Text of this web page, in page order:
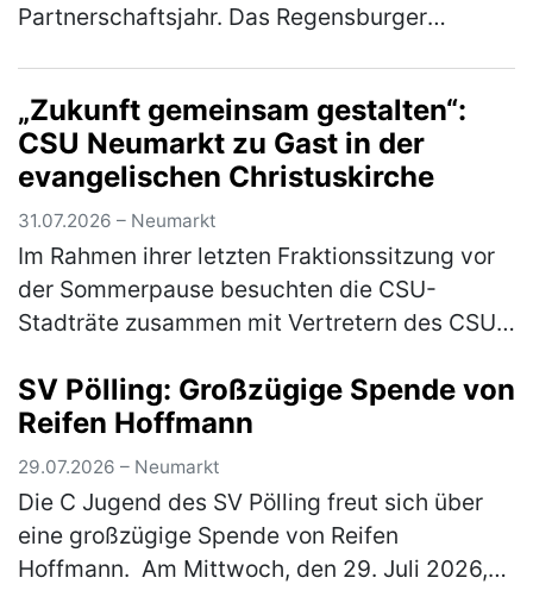
Partnerschaftsjahr. Das Regensburger
f…(mehr)
„Zukunft gemeinsam gestalten“:
CSU Neumarkt zu Gast in der
evangelischen Christuskirche
31.07.2026 – Neumarkt
Im Rahmen ihrer letzten Fraktionssitzung vor
der Sommerpause besuchten die CSU-
Stadträte zusammen mit Vertretern des CSU-
Christuskirche. Geschäftsführender Pfarrer
Mich…(mehr)
SV Pölling: Großzügige Spende von
Reifen Hoffmann
29.07.2026 – Neumarkt
Die C Jugend des SV Pölling freut sich über
eine großzügige Spende von Reifen
Hoffmann. Am Mittwoch, den 29. Juli 2026,